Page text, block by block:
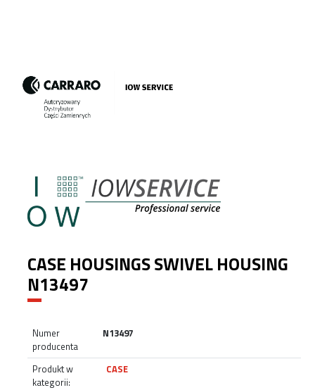
CASE HOUSINGS SWIVEL HOUSING
N13497
Numer
producenta
N13497
Produkt w
kategorii:
CASE